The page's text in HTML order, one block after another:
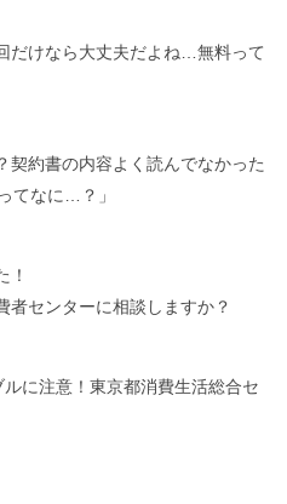
だけなら大丈夫だよね…無料って
契約書の内容よく読んでなかった
てなに…？」
に相談しますか？
ルに注意！東京都消費生活総合セ